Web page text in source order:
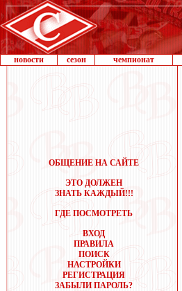
новости сезон чемпионат
ОБЩЕНИЕ НА САЙТЕ
ЭТО ДОЛЖЕН
ЗНАТЬ КАЖДЫЙ!!!
ГДЕ ПОСМОТРЕТЬ
ВХОД
ПРАВИЛА
ПОИСК
НАСТРОЙКИ
РЕГИСТРАЦИЯ
ЗАБЫЛИ ПАРОЛЬ?